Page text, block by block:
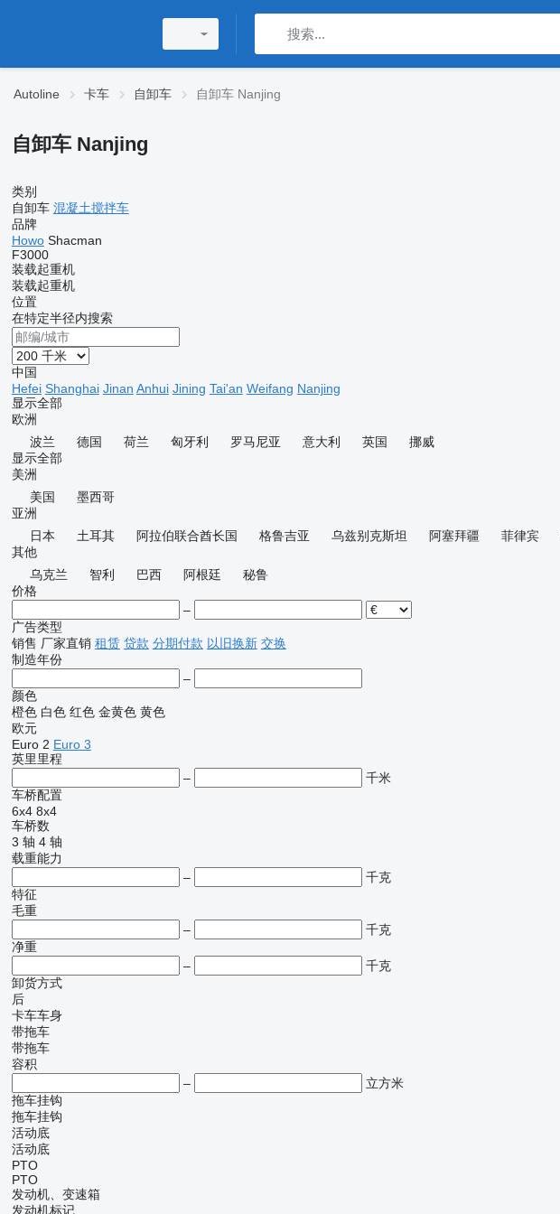
Autoline 卡车 自卸车 自卸车 Nanjing
自卸车 Nanjing
类别
自卸车 混凝土搅拌车
品牌
Howo Shacman
F3000
装载起重机
装载起重机
位置
在特定半径内搜索
中国
Hefei Shanghai Jinan Anhui Jining Tai'an Weifang Nanjing
显示全部
欧洲
波兰
德国 荷兰 匈牙利 罗马尼亚 意大利 英国
挪威
显示全部
美洲
美国
墨西哥
亚洲
日本
土耳其 阿拉伯联合酋长国 格鲁吉亚 乌兹别克斯坦 阿塞拜疆 菲律宾
其他
乌克兰
智利 巴西 阿根廷
秘鲁
价格
–
广告类型
销售 厂家直销 租赁 贷款 分期付款 以旧换新 交换
制造年份
–
颜色
橙色 白色 红色 金黄色 黄色
欧元
Euro 2 Euro 3
英里里程
–
千米
车桥配置
6x4 8x4
车桥数
3 轴 4 轴
载重能力
–
千克
特征
毛重
–
千克
净重
–
千克
卸货方式
后
卡车车身
带拖车
带拖车
容积
–
立方米
拖车挂钩
拖车挂钩
活动底
活动底
PTO
PTO
发动机、变速箱
发动机标记